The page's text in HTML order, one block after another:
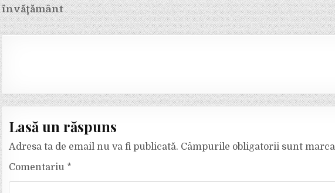
învăţământ
Lasă un răspuns
Adresa ta de email nu va fi publicată. Câmpurile obligatorii sunt
Comentariu *